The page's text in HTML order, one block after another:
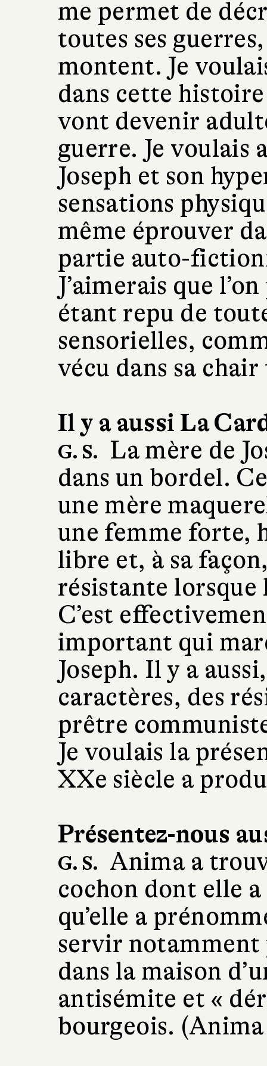
me permet de
toutes ses
montent. Je
dans cette
vont devenir
guerre. Je voulais
Joseph et son
sensations
même éprouver
partie auto-
J’aimerais que
étant repu de
sensorielles,
vécu dans sa
Il y a aussi La
G. S.
La mère de
dans un bordel.
une mère
une femme forte,
libre et, à sa
résistante lorsque
C’est
important qui
Joseph. Il y a
caractères, des
prêtre
Je voulais la
XXe siècle a
Présentez-nous
G. S. Anima a
cochon dont elle a
qu’elle a
servir
dans la maison
antisémite et «
bourgeois.